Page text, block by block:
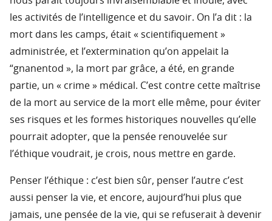
les activités de l’intelligence et du savoir. On l’a dit : la
mort dans les camps, était « scientifiquement »
administrée, et l’extermination qu’on appelait la
“gnanentod », la mort par grâce, a été, en grande
partie, un « crime » médical. C’est contre cette maîtrise
de la mort au service de la mort elle même, pour éviter
ses risques et les formes historiques nouvelles qu’elle
pourrait adopter, que la pensée renouvelée sur
l’éthique voudrait, je crois, nous mettre en garde.
Penser l’éthique : c’est bien sûr, penser l’autre c’est
aussi penser la vie, et encore, aujourd’hui plus que
jamais, une pensée de la vie, qui se refuserait à devenir